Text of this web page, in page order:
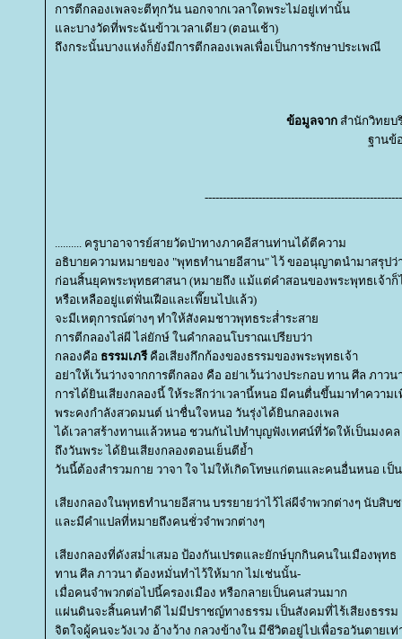
การตีกลองเพลจะตีทุกวัน นอกจากเวลาใดพระไม่อยู่เท่านั้น
ละบางวัดที่พระฉันข้าวเวลาเดียว (ตอนเช้า)
ถึงกระนั้นบางแห่งก็ยังมีการตีกลองเพลเพื่อเป็นการรักษาประเพณี
ข้อมูลจาก สำนักวิทยบ
ฐานข้
.......... ครูบาอาจารย์สายวัดป่าทางภาคอีสานท่านได้ตีความ
อธิบายความหมายของ "พุทธทำนายอีสาน" ไว้ ขออนุญาตนำมาสรุปว่
ก่อนสิ้นยุคพระพุทธศาสนา (หมายถึง แม้แต่คำสอนของพระพุทธเจ้าก็
หรือเหลืออยู่แต่ฟั่นเฝือและเพี๊ยนไปแล้ว)
จะมีเหตุการณ์ต่างๆ ทำให้สังคมชาวพุทธระส่ำระสา
การตีกลองไล่ผี ไล่ยักษ์ ในคำกลอนโบราณเปรียบว่า
กลองคือ ธรรมเภรีคือเสียงกึกก้องของธรรมของพระพุทธเจ้า
อย่าให้เว้นว่างจากการตีกลอง คือ อย่าเว้นว่างประกอบ ทาน ศีล ภาวน
การได้ยินเสียงกลองนี้ ให้ระลึกว่าเวลานี้หนอ มีคนตื่นขึ้นมาทำความเ
พระคงกำลังสวดมนต์ น่าชื่นใจหนอ วันรุ่งได้ยินกลองเพล
ได้เวลาสร้างทานแล้วหนอ ชวนกันไปทำบุญฟังเทศน์ที่วัดให้เป็นมงคล
ถึงวันพระ ได้ยินเสียงกลองตอนเย็นตีย้ำ
วันนี้ต้องสำรวมกาย วาจา ใจ ไม่ให้เกิดโทษแก่ตนและคนอื่นหนอ เป็
เสียงกลองในพุทธทำนายอีสาน บรรยายว่าไว้ไล่ผีจำพวกต่างๆ นับสิบ
ละมีคำแปลที่หมายถึงคนชั่วจำพวกต่างๆ
เสียงกลองที่ดังสม่ำเสมอ ป้องกันเปรตและยักษ์บุกกินคนในเมืองพุทธ
ทาน ศีล ภาวนา ต้องหมั่นทำไว้ให้มาก ไม่เช่นนั้น-
เมื่อคนจำพวกต่อไปนี้ครองเมือง หรือกลายเป็นคนส่วนมาก
ผ่นดินจะสิ้นคนทำดี ไม่มีปราชญ์ทางธรรม เป็นสังคมที่ไร้เสียงธรรม
จิตใจผู้คนจะวังเวง อ้างว้าง กลวงข้างใน มีชีวิตอยู่ไปเพื่อรอวันตายเ